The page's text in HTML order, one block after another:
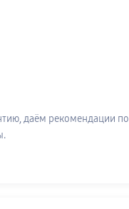
даём рекомендации по